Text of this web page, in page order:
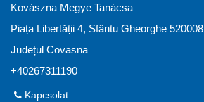
Kovászna Megye Tanácsa
Piața Libertății 4, Sfântu Gheorghe 520008
Județul Covasna
+40267311190
Kapcsolat